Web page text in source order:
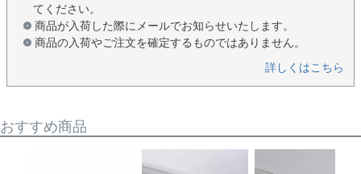
てください。
商品が入荷した際にメールでお知らせいたします。
商品の入荷やご注文を確定するものではありません。
詳しくはこちら
おすすめ商品